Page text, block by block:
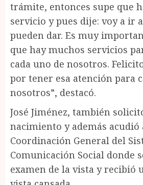
trámite, entonces supe que
servicio y pues dije: voy a ir
pueden dar. Es muy
que hay muchos servicios
cada uno de nosotros.
por tener esa atención para
nosotros”, destacó.
José Jiménez, también
nacimiento y además
Coordinación General del
Comunicación Social donde
examen de la vista y recibió